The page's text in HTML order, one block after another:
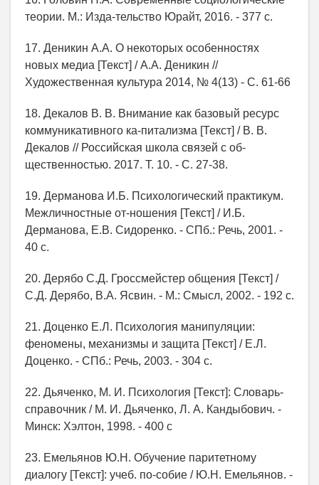
теории. М.: Изда-тельство Юрайт, 2016. - 377 с.
17. Деникин А.А. О некоторых особенностях
новых медиа [Текст] / А.А. Деникин //
Художественная культура 2014, № 4(13) - C. 61-66
18. Декалов В. В. Внимание как базовый ресурс
коммуникативного ка-питализма [Текст] / В. В.
Декалов // Российская школа связей с об-
щественностью. 2017. Т. 10. - С. 27-38.
19. Дерманова И.Б. Психологический практикум.
Межличностные от-ношения [Текст] / И.Б.
Дерманова, Е.В. Сидоренко. - СПб.: Речь, 2001. -
40 с.
20. Дерябо С.Д. Гроссмейстер общения [Текст] /
С.Д. Дерябо, В.А. Ясвин. - М.: Смысл, 2002. - 192 с.
21. Доценко Е.Л. Психология манипуляции:
феномены, механизмы и защита [Текст] / Е.Л.
Доценко. - СПб.: Речь, 2003. - 304 с.
22. Дьяченко, М. И. Психология [Текст]: Словарь-
справочник / М. И. Дьяченко, Л. А. Кандыбович. -
Минск: Хэлтон, 1998. - 400 с
23. Емельянов Ю.Н. Обучение паритетному
диалогу [Текст]: учеб. по-собие / Ю.Н. Емельянов. -